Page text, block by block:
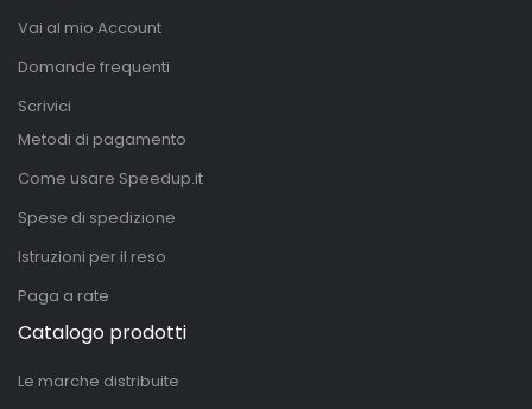
Vai al mio Account
Domande frequenti
Scrivici
Metodi di pagamento
Come usare Speedup.it
Spese di spedizione
Istruzioni per il reso
Paga a rate
Catalogo prodotti
Le marche distribuite